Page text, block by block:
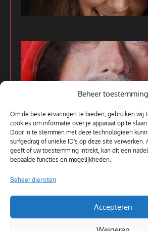
Beheer toestemming
Om de beste ervaringen te bieden, gebruiken wij
cookies om informatie over je apparaat op te
Door in te stemmen met deze technologieën
surfgedrag of unieke ID's op deze site
geeft of uw toestemming intrekt, kan dit een
bepaalde functies en mogelijkheden.
Beheer diensten
Accepteren
Alle